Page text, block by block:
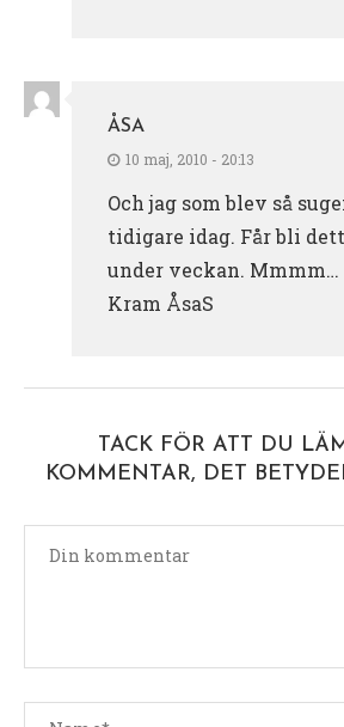
ÅSA
10 maj, 2010 - 20:13
Och jag som blev så
tidigare idag. Får bli
under veckan. Mmmm…
Kram ÅsaS
TACK FÖR ATT DU
KOMMENTAR, DET